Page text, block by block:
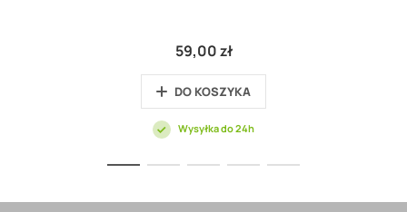
59,00 zł
DO KOSZYKA
Wysyłka do 24h